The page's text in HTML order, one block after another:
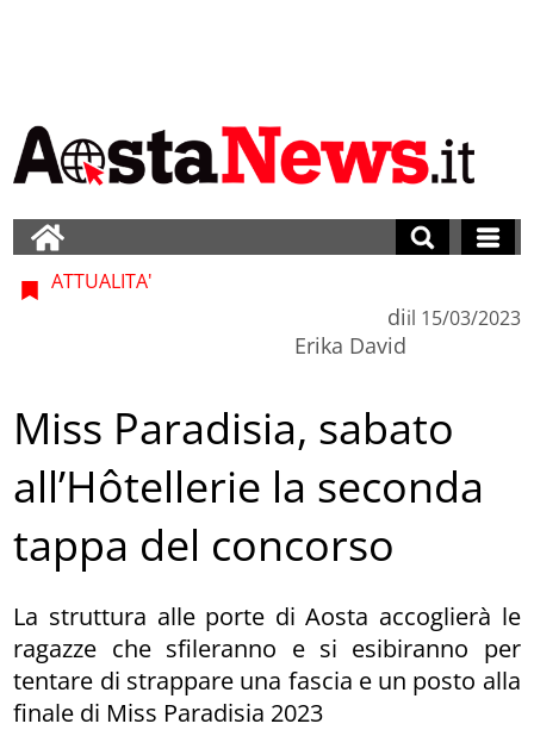
ATTUALITA'
di
Erika David
il 15/03/2023
Miss Paradisia, sabato
all’Hôtellerie la seconda
tappa del concorso
La struttura alle porte di Aosta accoglierà le
ragazze che sfileranno e si esibiranno per
tentare di strappare una fascia e un posto alla
finale di Miss Paradisia 2023